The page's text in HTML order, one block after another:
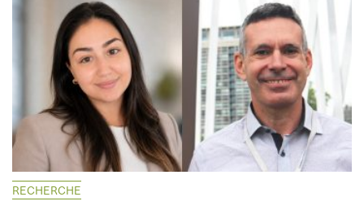
RECHERCHE